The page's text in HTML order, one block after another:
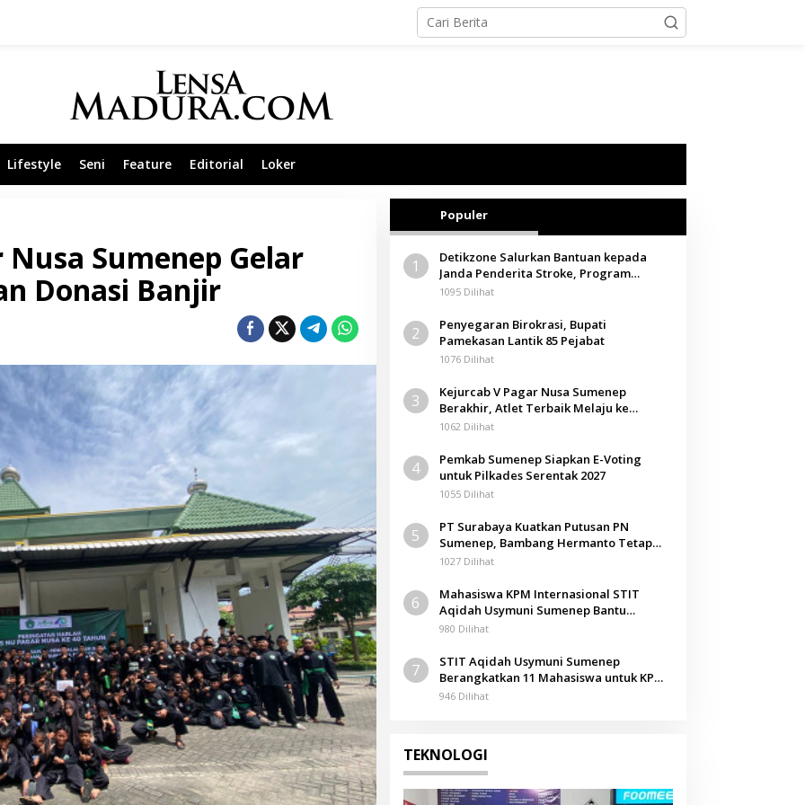
Lifestyle Seni Feature Editorial Loker
Sumenep Gelar
Donasi Banjir
Populer
1
Detikzone Salurkan Bantuan kepada
Janda Penderita Stroke, Program
Berbagi Masuki Hari ke-61
1095 Dilihat
2
Penyegaran Birokrasi, Bupati
Pamekasan Lantik 85 Pejabat
1076 Dilihat
3
Kejurcab V Pagar Nusa Sumenep
Berakhir, Atlet Terbaik Melaju ke
Kejurwil Jatim
1062 Dilihat
4
Pemkab Sumenep Siapkan E-Voting
untuk Pilkades Serentak 2027
1055 Dilihat
5
PT Surabaya Kuatkan Putusan PN
Sumenep, Bambang Hermanto Tetap
Dinyatakan Pemilik Sah Tanah di
1027 Dilihat
6
Mahasiswa KPM Internasional STIT
Aqidah Usymuni Sumenep Bantu
Pengurusan Jenazah WNI di Malaysia
980 Dilihat
7
STIT Aqidah Usymuni Sumenep
Berangkatkan 11 Mahasiswa untuk KPM
Internasional di Malaysia
946 Dilihat
TEKNOLOGI